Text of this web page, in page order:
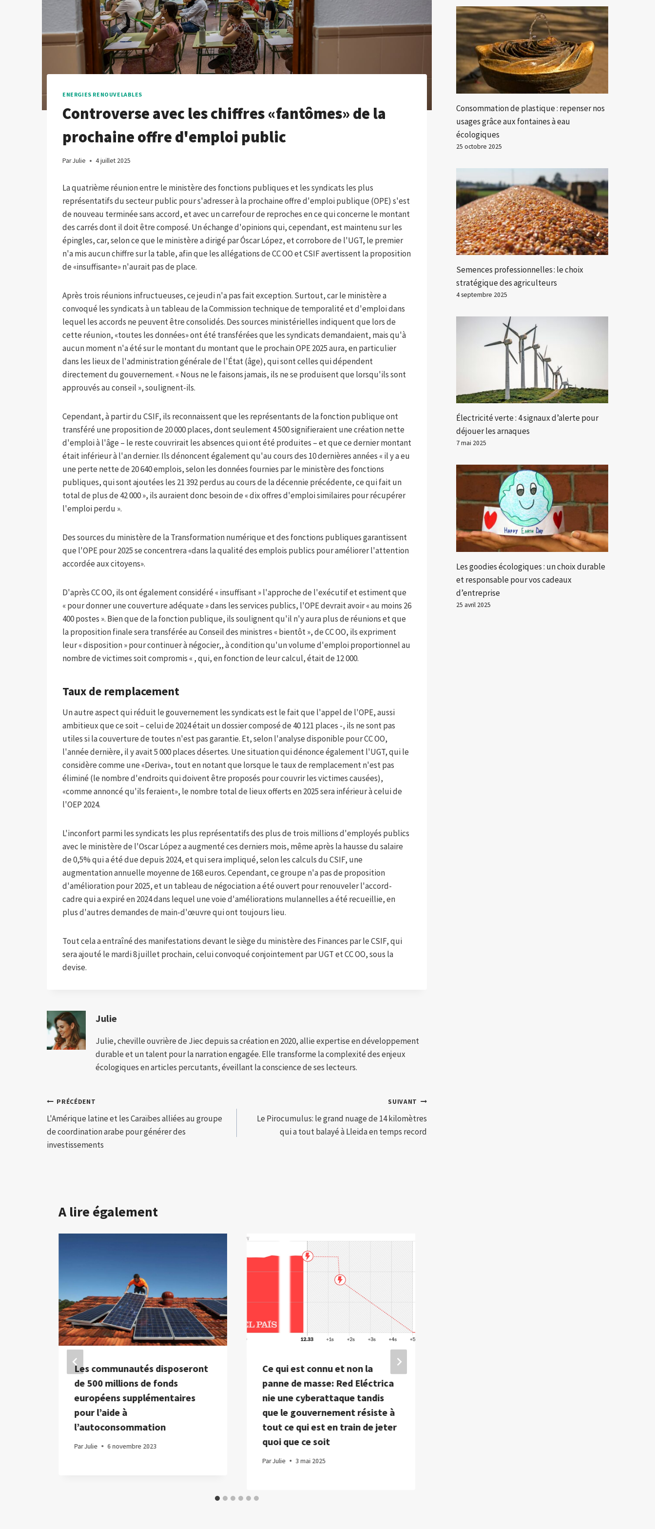
ENERGIES RENOUVELABLES
Controverse avec les chiffres «fantômes» de la
prochaine offre d'emploi public
ParJulie 4 juillet 2025
La quatrième réunion entre le ministère des fonctions publiques et les syndicats les plus
représentatifs du secteur public pour s'adresser à la prochaine offre d'emploi publique (OPE) s'est
de nouveau terminée sans accord, et avec un carrefour de reproches en ce qui concerne le montant
des carrés dont il doit être composé. Un échange d'opinions qui, cependant, est maintenu sur les
épingles, car, selon ce que le ministère a dirigé par Óscar López, et corrobore de l'UGT, le premier
n'a mis aucun chiffre sur la table, afin que les allégations de CC OO et CSIF avertissent la proposition
de «insuffisante» n'aurait pas de place.
Après trois réunions infructueuses, ce jeudi n'a pas fait exception. Surtout, car le ministère a
convoqué les syndicats à un tableau de la Commission technique de temporalité et d'emploi dans
lequel les accords ne peuvent être consolidés. Des sources ministérielles indiquent que lors de
cette réunion, «toutes les données» ont été transférées que les syndicats demandaient, mais qu'à
aucun moment n'a été sur le montant du montant que le prochain OPE 2025 aura, en particulier
dans les lieux de l'administration générale de l'État (âge), qui sont celles qui dépendent
directement du gouvernement. « Nous ne le faisons jamais, ils ne se produisent que lorsqu'ils sont
approuvés au conseil », soulignent-ils.
Cependant, à partir du CSIF, ils reconnaissent que les représentants de la fonction publique ont
transféré une proposition de 20 000 places, dont seulement 4 500 signifieraient une création nette
d'emploi à l'âge – le reste couvrirait les absences qui ont été produites – et que ce dernier montant
était inférieur à l'an dernier. Ils dénoncent également qu'au cours des 10 dernières années « il y a eu
une perte nette de 20 640 emplois, selon les données fournies par le ministère des fonctions
publiques, qui sont ajoutées les 21 392 perdus au cours de la décennie précédente, ce qui fait un
total de plus de 42 000 », ils auraient donc besoin de « dix offres d'emploi similaires pour récupérer
l'emploi perdu ».
Des sources du ministère de la Transformation numérique et des fonctions publiques garantissent
que l'OPE pour 2025 se concentrera «dans la qualité des emplois publics pour améliorer l'attention
accordée aux citoyens».
D'après CC OO, ils ont également considéré « insuffisant » l'approche de l'exécutif et estiment que
« pour donner une couverture adéquate » dans les services publics, l'OPE devrait avoir « au moins 26
400 postes ». Bien que de la fonction publique, ils soulignent qu'il n'y aura plus de réunions et que
la proposition finale sera transférée au Conseil des ministres « bientôt », de CC OO, ils expriment
leur « disposition » pour continuer à négocier,, à condition qu'un volume d'emploi proportionnel au
nombre de victimes soit compromis « , qui, en fonction de leur calcul, était de 12 000.
Taux de remplacement
Un autre aspect qui réduit le gouvernement les syndicats est le fait que l'appel de l'OPE, aussi
ambitieux que ce soit – celui de 2024 était un dossier composé de 40 121 places -, ils ne sont pas
utiles si la couverture de toutes n'est pas garantie. Et, selon l'analyse disponible pour CC OO,
l'année dernière, il y avait 5 000 places désertes. Une situation qui dénonce également l'UGT, qui le
considère comme une «Deriva», tout en notant que lorsque le taux de remplacement n'est pas
éliminé (le nombre d'endroits qui doivent être proposés pour couvrir les victimes causées),
«comme annoncé qu'ils feraient», le nombre total de lieux offerts en 2025 sera inférieur à celui de
l'OEP 2024.
L'inconfort parmi les syndicats les plus représentatifs des plus de trois millions d'employés publics
avec le ministère de l'Oscar López a augmenté ces derniers mois, même après la hausse du salaire
de 0,5% qui a été due depuis 2024, et qui sera impliqué, selon les calculs du CSIF, une
augmentation annuelle moyenne de 168 euros. Cependant, ce groupe n'a pas de proposition
d'amélioration pour 2025, et un tableau de négociation a été ouvert pour renouveler l'accord-
cadre qui a expiré en 2024 dans lequel une voie d'améliorations mulannelles a été recueillie, en
plus d'autres demandes de main-d'œuvre qui ont toujours lieu.
Tout cela a entraîné des manifestations devant le siège du ministère des Finances par le CSIF, qui
sera ajouté le mardi 8 juillet prochain, celui convoqué conjointement par UGT et CC OO, sous la
devise.
Julie
Julie, cheville ouvrière de Jiec depuis sa création en 2020, allie expertise en développement
durable et un talent pour la narration engagée. Elle transforme la complexité des enjeux
écologiques en articles percutants, éveillant la conscience de ses lecteurs.
Navigation
de
l’article
PRÉCÉDENT
L'Amérique latine et les Caraïbes alliées au groupe
de coordination arabe pour générer des
investissements
SUIVANT
Le Pirocumulus: le grand nuage de 14 kilomètres
qui a tout balayé à Lleida en temps record
A lire également
Les communautés disposeront
de 500 millions de fonds
européens supplémentaires
pour l’aide à
l’autoconsommation
ParJulie 6 novembre 2023
Ce qui est connu et non la
panne de masse: Red Eléctrica
nie une cyberattaque tandis
que le gouvernement résiste à
tout ce qui est en train de jeter
quoi que ce soit
ParJulie 3 mai 2025
Consommation de plastique : repenser nos
usages grâce aux fontaines à eau
écologiques
25 octobre 2025
Semences professionnelles : le choix
stratégique des agriculteurs
4 septembre 2025
Électricité verte : 4 signaux d’alerte pour
déjouer les arnaques
7 mai 2025
Les goodies écologiques : un choix durable
et responsable pour vos cadeaux
d’entreprise
25 avril 2025